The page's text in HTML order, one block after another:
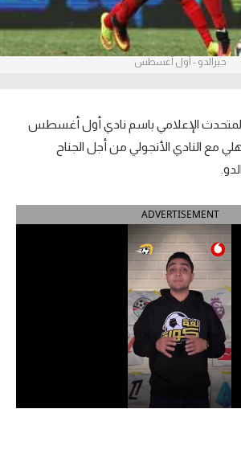
جيرالدو - أول أغسطس
الإعلامي باسم نادي أول أغسطس
مع النادي الأنجولي من أجل الجناح
ADVERTISEMENT